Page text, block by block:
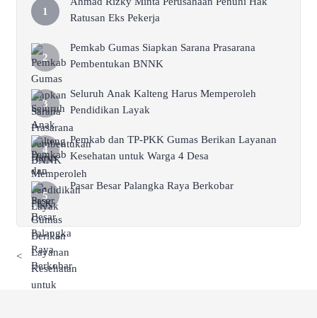
Ratusan Eks Pekerja
Pemkab Gumas Siapkan Sarana Prasarana
Pembentukan BNNK
Seluruh Anak Kalteng Harus Memperoleh
Pendidikan Layak
Pemkab dan TP-PKK Gumas Berikan Layanan
Kesehatan untuk Warga 4 Desa
Pasar Besar Palangka Raya Berkobar
<